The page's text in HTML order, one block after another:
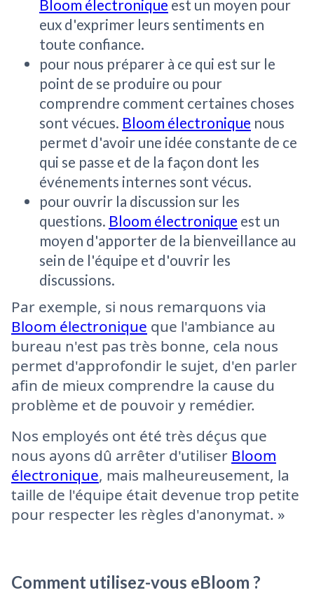
Bloom électronique est un moyen pour
eux d'exprimer leurs sentiments en
toute confiance.
pour nous préparer à ce qui est sur le
point de se produire ou pour
comprendre comment certaines choses
sont vécues. Bloom électronique nous
permet d'avoir une idée constante de ce
qui se passe et de la façon dont les
événements internes sont vécus.
pour ouvrir la discussion sur les
questions. Bloom électronique est un
moyen d'apporter de la bienveillance au
sein de l'équipe et d'ouvrir les
discussions.
Par exemple, si nous remarquons via
Bloom électronique que l'ambiance au
bureau n'est pas très bonne, cela nous
permet d'approfondir le sujet, d'en parler
afin de mieux comprendre la cause du
problème et de pouvoir y remédier.
Nos employés ont été très déçus que
nous ayons dû arrêter d'utiliser Bloom
électronique, mais malheureusement, la
taille de l'équipe était devenue trop petite
pour respecter les règles d'anonymat. »
Comment utilisez-vous eBloom ?